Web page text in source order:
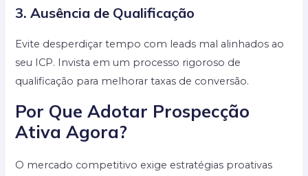
3. Ausência de Qualificação
Evite desperdiçar tempo com leads mal alinhados ao
seu ICP. Invista em um processo rigoroso de
qualificação para melhorar taxas de conversão.
Por Que Adotar Prospecção
Ativa Agora?
O mercado competitivo exige estratégias proativas